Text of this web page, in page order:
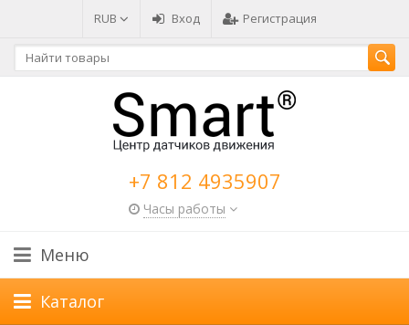
RUB Вход Регистрация
+7 812 4935907
Часы работы
Меню
Каталог